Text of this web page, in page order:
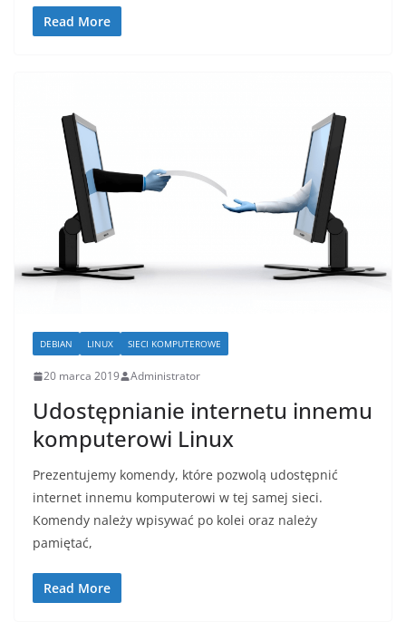
Read More
DEBIAN LINUX SIECI KOMPUTEROWE
20 marca 2019 Administrator
Udostępnianie internetu innemu
komputerowi Linux
Prezentujemy komendy, które pozwolą udostępnić
internet innemu komputerowi w tej samej sieci.
Komendy należy wpisywać po kolei oraz należy
pamiętać,
Read More